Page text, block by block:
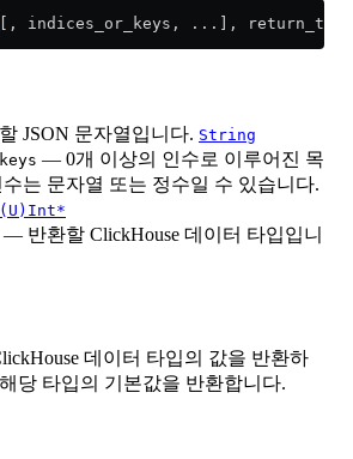
[, indices_or_keys, ...],
JSON 문자열입니다. String
— 0개 이상의 인수로 이루어진 목
는 문자열 또는 정수일 수 있습니다.
(U)Int*
— 반환할 ClickHouse 데이터 타입입니
데이터 타입의 값을 반환하
당 타입의 기본값을 반환합니다.